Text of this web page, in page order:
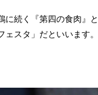
続く『第四の食肉』
ェスタ」だといいます。